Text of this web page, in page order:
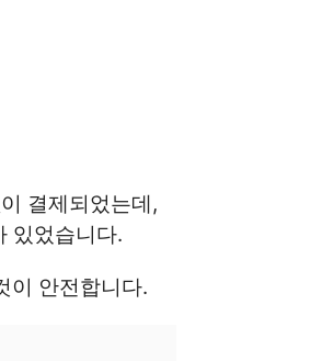
결제되었는데,
있었습니다.
이 안전합니다.